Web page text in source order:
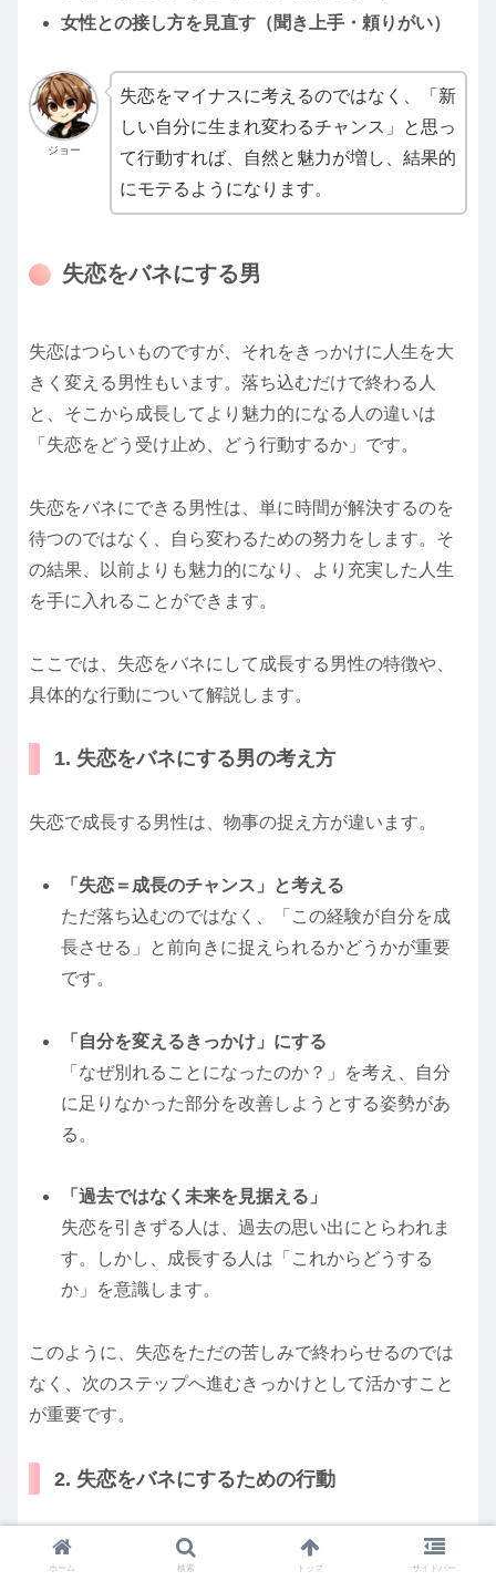
女性との接し方を見直す（聞き上手・頼りがい）
ジョー
失恋をマイナスに考えるのではなく、「新
しい自分に生まれ変わるチャンス」と思っ
て行動すれば、自然と魅力が増し、結果的
にモテるようになります。
失恋をバネにする男
失恋はつらいものですが、それをきっかけに人生を大
きく変える男性もいます。落ち込むだけで終わる人
と、そこから成長してより魅力的になる人の違いは
「失恋をどう受け止め、どう行動するか」です。
失恋をバネにできる男性は、単に時間が解決するのを
待つのではなく、自ら変わるための努力をします。そ
の結果、以前よりも魅力的になり、より充実した人生
を手に入れることができます。
ここでは、失恋をバネにして成長する男性の特徴や、
具体的な行動について解説します。
1. 失恋をバネにする男の考え方
失恋で成長する男性は、物事の捉え方が違います。
「失恋＝成長のチャンス」と考える
ただ落ち込むのではなく、「この経験が自分を成
長させる」と前向きに捉えられるかどうかが重要
です。
「自分を変えるきっかけ」にする
「なぜ別れることになったのか？」を考え、自分
に足りなかった部分を改善しようとする姿勢があ
る。
「過去ではなく未来を見据える」
失恋を引きずる人は、過去の思い出にとらわれま
す。しかし、成長する人は「これからどうする
か」を意識します。
このように、失恋をただの苦しみで終わらせるのでは
なく、次のステップへ進むきっかけとして活かすこと
が重要です。
2. 失恋をバネにするための行動
① 自分を見つめ直し、成長につなげる
ホーム 検索 トップ サイドバー